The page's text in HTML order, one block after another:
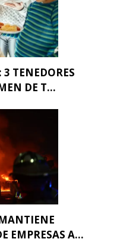
TENEDORES
DE T...
EMPRESAS A...